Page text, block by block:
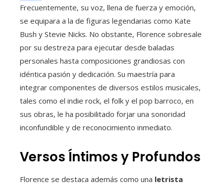
Frecuentemente, su voz, llena de fuerza y emoción,
se equipara a la de figuras legendarias como Kate
Bush y Stevie Nicks. No obstante, Florence sobresale
por su destreza para ejecutar desde baladas
personales hasta composiciones grandiosas con
idéntica pasión y dedicación. Su maestría para
integrar componentes de diversos estilos musicales,
tales como el indie rock, el folk y el pop barroco, en
sus obras, le ha posibilitado forjar una sonoridad
inconfundible y de reconocimiento inmediato.
Versos Íntimos y Profundos
Florence se destaca además como una letrista